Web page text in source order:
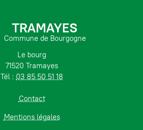
TRAMAYES
Commune de Bourgogne
Le bourg
71520 Tramayes
Tél : 03 85 50 51 18
Contact
Mentions légales